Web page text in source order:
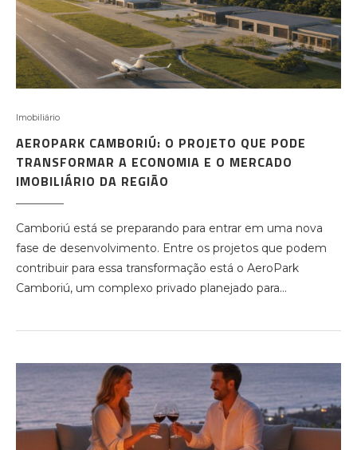
Imobiliário
AEROPARK CAMBORIÚ: O PROJETO QUE PODE
TRANSFORMAR A ECONOMIA E O MERCADO
IMOBILIÁRIO DA REGIÃO
Camboriú está se preparando para entrar em uma nova
fase de desenvolvimento. Entre os projetos que podem
contribuir para essa transformação está o AeroPark
Camboriú, um complexo privado planejado para…